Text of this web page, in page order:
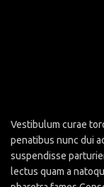
Vestibulum curae
penatibus nunc dui
suspendisse
lectus quam a